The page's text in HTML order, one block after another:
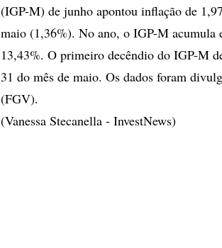
(IGP-M) de junho apontou inflação de
maio (1,36%). No ano, o IGP-M acumula
13,43%. O primeiro decêndio do IGP-M
31 do mês de maio. Os dados foram
(FGV).
(Vanessa Stecanella - InvestNews)